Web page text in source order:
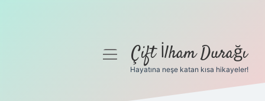
menüyüÇift İlham Durağı
Hayatına neşe katan kısa hikayeler!